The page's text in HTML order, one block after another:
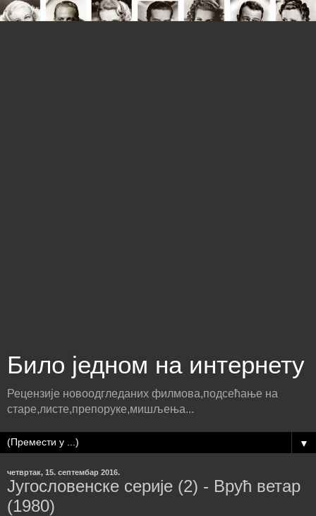
Било једном на интернету
Рецензије новоодгледаних филмова,подсећање на
старе,листе,препоруке,мишљења...
▼
четвртак, 15. септембар 2016.
Југословенске серије (2) - Врућ ветар
(1980)